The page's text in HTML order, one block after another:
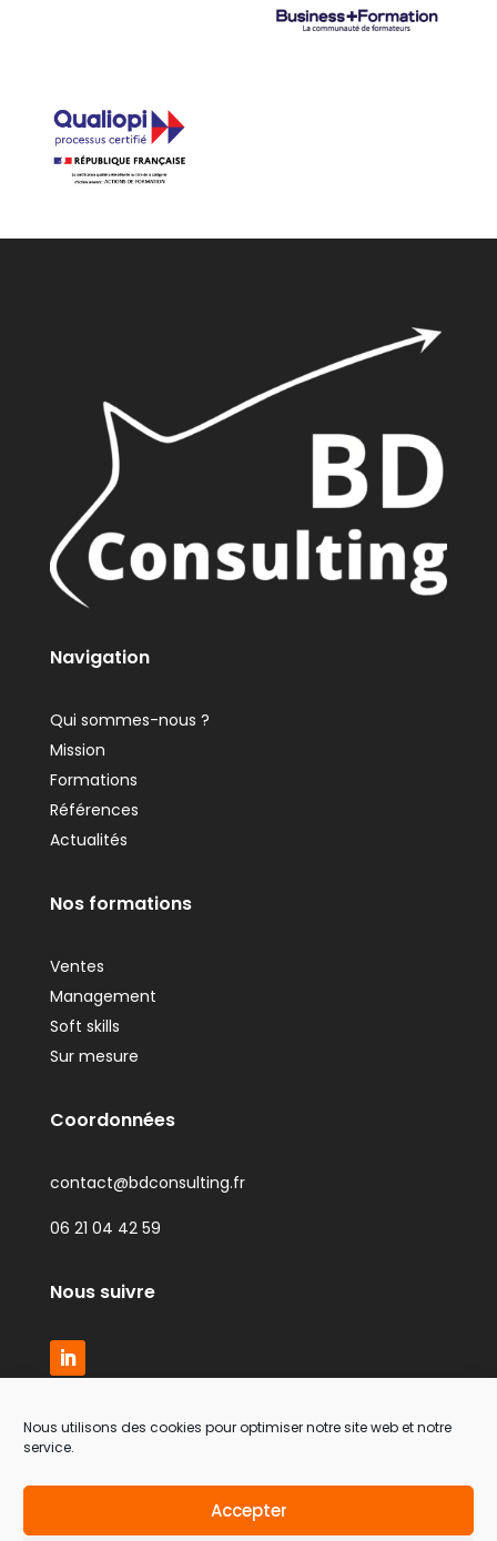
Nous utilisons des cookies pour optimiser notre site web et notre
service.
Accepter
Navigation
Qui sommes-nous ?
Mission
Formations
Références
Actualités
Nos formations
Ventes
Management
Soft skills
Sur mesure
Coordonnées
contact@bdconsulting.fr
06 21 04 42 59
Nous suivre
with ✓